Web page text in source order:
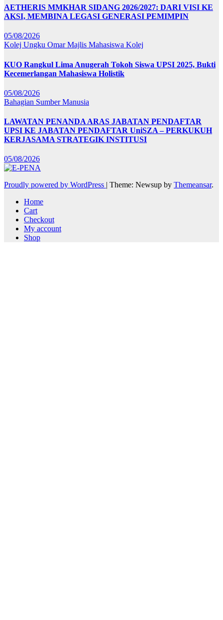
AETHERIS MMKHAR SIDANG 2026/2027: DARI VISI KE
AKSI, MEMBINA LEGASI GENERASI PEMIMPIN
05/08/2026
Kolej Ungku OmarMajlis Mahasiswa Kolej
KUO Rangkul Lima Anugerah Tokoh Siswa UPSI 2025, Bukti
Kecemerlangan Mahasiswa Holistik
05/08/2026
Bahagian Sumber Manusia
LAWATAN PENANDA ARAS JABATAN PENDAFTAR
UPSI KE JABATAN PENDAFTAR UniSZA – PERKUKUH
KERJASAMA STRATEGIK INSTITUSI
05/08/2026
Proudly powered by WordPress | Theme: Newsup by Themeansar.
Home
Cart
Checkout
My account
Shop